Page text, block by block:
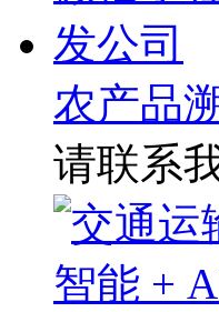
农产品
请联系